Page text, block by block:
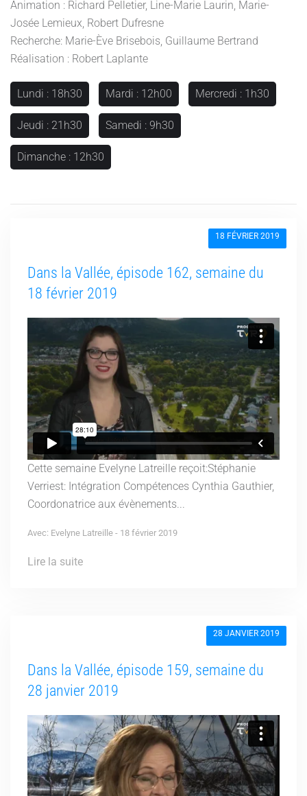
Animation : Richard Pelletier, Line-Marie Laurin, Marie-
Josée Lemieux, Robert Dufresne
Recherche: Marie-Ève Brisebois, Guillaume Bertrand
Réalisation : Robert Laplante
Lundi : 18h30 Mardi : 12h00 Mercredi : 1h30
Jeudi : 21h30 Samedi : 9h30
Dimanche : 12h30
18 FÉVRIER 2019
Dans la Vallée, épisode 162, semaine du
18 février 2019
Cette semaine Evelyne Latreille reçoit:Stéphanie
Verriest: Intégration Compétences Cynthia Gauthier,
Coordonatrice aux évènements...
Avec: Evelyne Latreille - 18 février 2019
Lire la suite
28 JANVIER 2019
Dans la Vallée, épisode 159, semaine du
28 janvier 2019